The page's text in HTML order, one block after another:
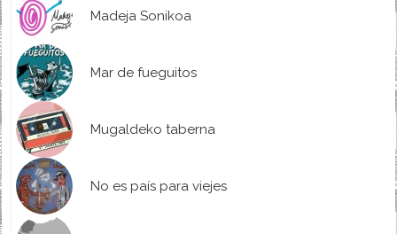
Madeja Sonikoa
Mar de fueguitos
Mugaldeko taberna
No es país para viejes